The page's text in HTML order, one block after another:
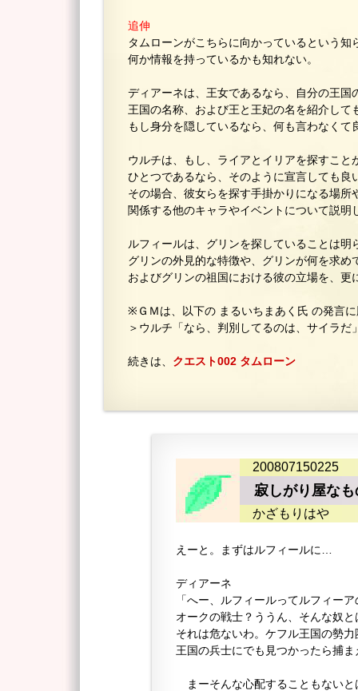
追伸
タムローンがこちらに向かっているという知
何か情報を持っているかも知れない。
ディアーネは、王女であるなら、自分の王国
王国の名称、および王と王妃の名を紹介して
もし身分を隠しているなら、何も言わなくて
ウルチは、もし、ライアとイリアを探すこと
ひとつであるなら、そのように宣言しても良
その場合、彼女らを探す手掛かりになる場所
関係する他のキャラやイベントについて説明
ルフィールは、グリンを探していることは明
グリンの外見的な特徴や、グリンが何を求め
およびグリンの祖国における彼の立場を、更
※ＧＭは、以下の まるいちまあく氏 の発言
＞ウルチ「なら、判別してるのは、サイラだ
続きは、 クエスト002 タムローン
200807150225
寂しがり屋な
かざもりはや
えーと。まずはルフィールに…
ディアーネ
「へー、ルフィールってルフィー
オークの戦士？ううん、そんな奴
それは危ないわ。ケフル王国の勢
王国の兵士にでも見つかったら捕
まーそんな心配することもないと